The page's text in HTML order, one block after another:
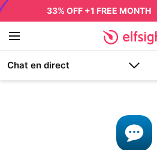
33% OFF +1 FREE MONTH
Chat en direct